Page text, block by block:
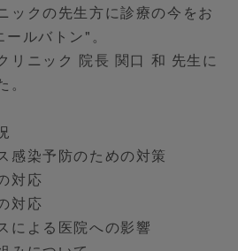
ックの先生方に診療の今をお
ルバトン"。
リニック 院長 関口 和 先生に
感染予防のための対策
対応
対応
による医院への影響